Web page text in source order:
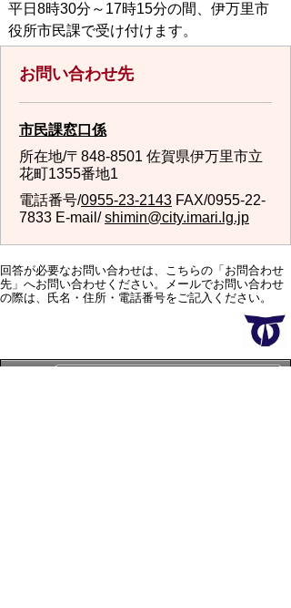
平日8時30分～17時15分の間、伊万里市
役所市民課で受け付けます。
お問い合わせ先
市民課窓口係
所在地/〒848-8501 佐賀県伊万里市立
花町1355番地1
電話番号/0955-23-2143 FAX/0955-22-
7833 E-mail/shimin@city.imari.lg.jp
回答が必要なお問い合わせは、こちらの「お問合わせ
先」へお問い合わせください。メールでお問い合わせ
の際は、氏名・住所・電話番号をご記入ください。